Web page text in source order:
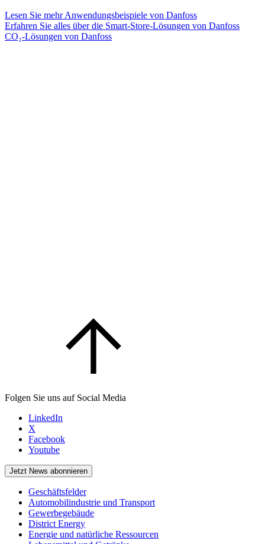
Lesen Sie mehr Anwendungsbeispiele von Danfoss
Erfahren Sie alles über die Smart-Store-Lösungen von Danfoss
CO₂-Lösungen von Danfoss
Folgen Sie uns auf Social Media
LinkedIn
X
Facebook
Youtube
Jetzt News abonnieren
Geschäftsfelder
Automobilindustrie und Transport
Gewerbegebäude
District Energy
Energie und natürliche Ressourcen